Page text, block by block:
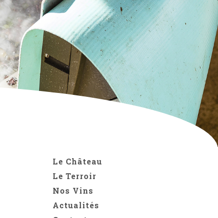
Le Château
Le Terroir
Nos Vins
Actualités